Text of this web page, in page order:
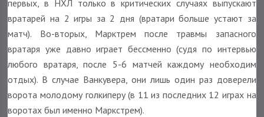
первых, в НХЛ только в критических случаях выпускают
вратарей на 2 игры за 2 дня (вратари больше устают за
матч). Во-вторых, Марктрем после травмы запасного
вратаря уже давно играет бессменно (судя по интервью
любого вратаря, после 5-6 матчей каждому необходим
отдых). В случае Ванкувера, они лишь один раз доверели
ворота молодому голкиперу (в 11 из последних 12 играх на
воротах был именно Маркстрем).